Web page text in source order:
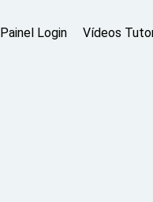
Painel Login Vídeos